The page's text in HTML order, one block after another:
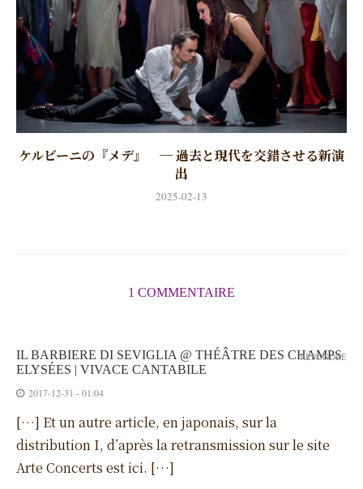
ケルビーニの『メデ』 ─ 過去と現代を交錯させる新演
出
2025-02-13
1 COMMENTAIRE
IL BARBIERE DI SEVIGLIA @ THÉÂTRE DES CHAMPS
ELYSÉES | VIVACE CANTABILE
2017-12-31 - 01:04
[…] Et un autre article, en japonais, sur la
distribution I, d’après la retransmission sur le site
Arte Concerts est ici. […]
RÉPONDRE